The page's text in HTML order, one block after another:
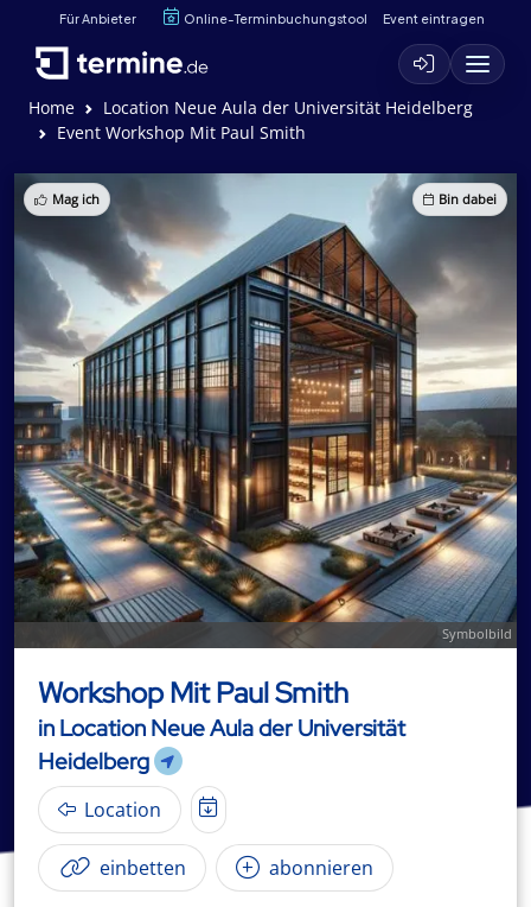
Für Anbieter Online-Terminbuchungstool Event eintragen
Home
Location Neue Aula der Universität Heidelberg
Event Workshop Mit Paul Smith
Mag ich Bin dabei
Symbolbild
Workshop Mit Paul Smith
in Location Neue Aula der Universität
Heidelberg
Location
einbetten abonnieren